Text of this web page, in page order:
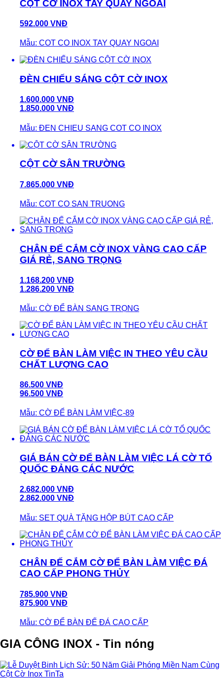
CỘT CỜ INOX TAY QUAY NGOÀI
592.000 VNĐ
Mẫu: COT CO INOX TAY QUAY NGOAI
ĐÈN CHIẾU SÁNG CỘT CỜ INOX
1.600.000 VNĐ
1.850.000 VNĐ
Mẫu: ĐEN CHIEU SANG COT CO INOX
CỘT CỜ SÂN TRƯỜNG
7.865.000 VNĐ
Mẫu: COT CO SAN TRUONG
CHÂN ĐẾ CẮM CỜ INOX VÀNG CAO CẤP
GIÁ RẺ, SANG TRỌNG
1.168.200 VNĐ
1.286.200 VNĐ
Mẫu: CỜ ĐỂ BÀN SANG TRỌNG
CỜ ĐỂ BÀN LÀM VIỆC IN THEO YÊU CẦU
CHẤT LƯỢNG CAO
86.500 VNĐ
96.500 VNĐ
Mẫu: CỜ ĐỂ BÀN LÀM VIỆC-89
GIÁ BÁN CỜ ĐỂ BÀN LÀM VIỆC LÁ CỜ TỔ
QUỐC ĐẢNG CÁC NƯỚC
2.682.000 VNĐ
2.862.000 VNĐ
Mẫu: SET QUÀ TẶNG HỘP BÚT CAO CẤP
CHÂN ĐẾ CẮM CỜ ĐỂ BÀN LÀM VIỆC ĐÁ
CAO CẤP PHONG THỦY
785.900 VNĐ
875.900 VNĐ
Mẫu: CỜ ĐỂ BÀN ĐẾ ĐÁ CAO CẤP
GIA CÔNG INOX - Tin nóng